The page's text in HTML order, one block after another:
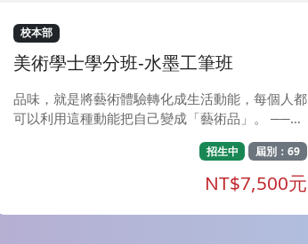
鳴：以《尋找內在女神》為引，探索並辨識那些潛
藏在你生命經驗中的原型特質。 化身與演繹：透
過戲劇分組共創，將女神的故事立體化，在安全的
女神在故事中的掙扎與挑戰，以創意尋找轉化的力
量。 對話與整合：與內在女神展開深度對談，接
納光影交錯的自己，譜寫全新的整合對話。 無論
你目前正處於生命的哪個階段，只要你渴望更深刻
地理解自己，都歡迎你帶著開放的心，在神話與戲
校本部
美術學士學分班-水墨工筆班
品味，就是將藝術體驗轉化成生活動能，每個人都
可以利用這種動能把自己變成「藝術品」。 ──建
望帶給您『美學的品味．藝術的饗宴』。 本期
【美術學士學分班】開設課程： A、水墨工筆班：
每週一，夜間上課（7：00-9：40）共18週，省
政大樓上課 B、漆畫創作-螺鈿：每週二，夜間上
招生中 屆別：69
NT$7,500元